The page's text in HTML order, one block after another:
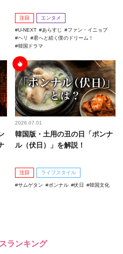
注目 エンタメ
U-NEXT あらすじ
ファン・イニョプ
ヘリ
君へと続く僕のドリーム！
韓国ドラマ
2026.07.01
韓国版・土用の丑の日「ポンナ
ル（伏日）」を解説！
注目 ライフスタイル
サムゲタン ポンナル 伏日 韓国文化
ランキング